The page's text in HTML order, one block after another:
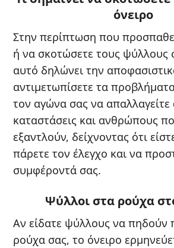
όνειρο
Στην περίπτωση που
ή να σκοτώσετε τους ψύλλους
αυτό δηλώνει την
αντιμετωπίσετε τα
τον αγώνα σας να απαλλαγείτε
καταστάσεις και ανθρώπους
εξαντλούν, δείχνοντας ότι
πάρετε τον έλεγχο και να
συμφέροντά σας.
Ψύλλοι στα ρούχα
Αν είδατε ψύλλους να πηδούν
ρούχα σας, το όνειρο